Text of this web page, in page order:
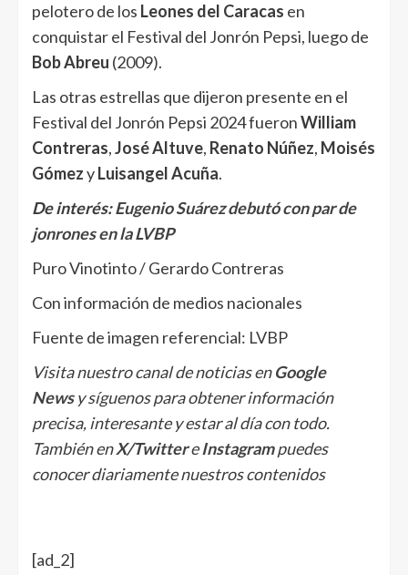
pelotero de los Leones del Caracas en
conquistar el Festival del Jonrón Pepsi, luego de
Bob Abreu (2009).
Las otras estrellas que dijeron presente en el
Festival del Jonrón Pepsi 2024 fueronWilliam
Contreras,José Altuve, Renato Núñez, Moisés
GómezyLuisangel Acuña.
De interés:Eugenio Suárez debutó con par de
jonrones en la LVBP
Puro Vinotinto / Gerardo Contreras
Con información de medios nacionales
Fuente de imagen referencial: LVBP
Visita nuestro canal de noticias enGoogle
Newsy síguenos para obtener información
precisa, interesante y estar al día con todo.
También enX/TwittereInstagrampuedes
conocer diariamente nuestros contenidos
[ad_2]